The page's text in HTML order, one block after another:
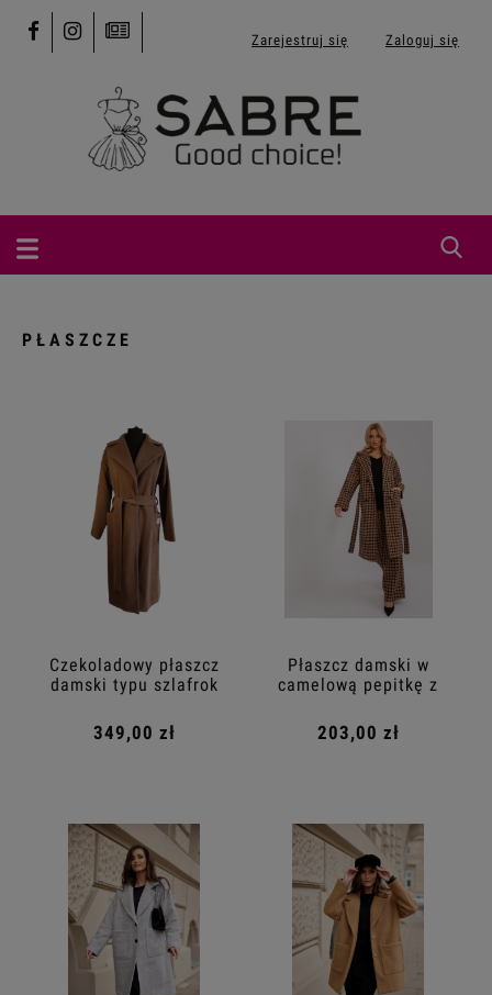
Zarejestruj się Zaloguj się
PŁASZCZE
Czekoladowy płaszcz
damski typu szlafrok
349,00 zł
Płaszcz damski w
camelową pepitkę z
203,00 zł